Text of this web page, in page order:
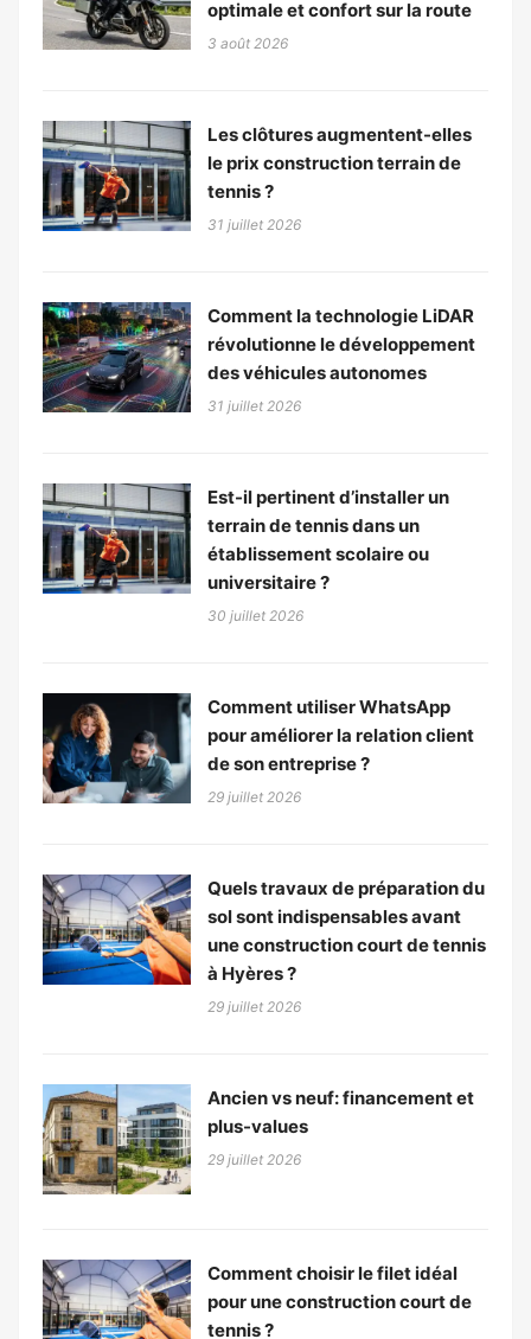
optimale et confort sur la route
3 août 2026
Les clôtures augmentent-elles
le prix construction terrain de
tennis ?
31 juillet 2026
Comment la technologie LiDAR
révolutionne le développement
des véhicules autonomes
31 juillet 2026
Est-il pertinent d’installer un
terrain de tennis dans un
établissement scolaire ou
universitaire ?
30 juillet 2026
Comment utiliser WhatsApp
pour améliorer la relation client
de son entreprise ?
29 juillet 2026
Quels travaux de préparation du
sol sont indispensables avant
une construction court de tennis
à Hyères ?
29 juillet 2026
Ancien vs neuf: financement et
plus-values
29 juillet 2026
Comment choisir le filet idéal
pour une construction court de
tennis ?